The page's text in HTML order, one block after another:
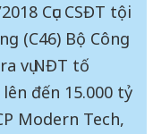
Cục CSĐT tội
(C46) Bộ Công
vụ NĐT tố
đến 15.000 tỷ
Modern Tech,